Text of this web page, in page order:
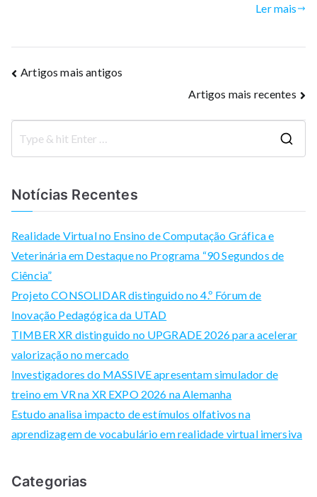
Ler mais
Navegação
artigos
Artigos mais antigos
Artigos mais recentes
Notícias Recentes
Realidade Virtual no Ensino de Computação Gráfica e
Veterinária em Destaque no Programa “90 Segundos de
Ciência”
Projeto CONSOLIDAR distinguido no 4.º Fórum de
Inovação Pedagógica da UTAD
TIMBER XR distinguido no UPGRADE 2026 para acelerar
valorização no mercado
Investigadores do MASSIVE apresentam simulador de
treino em VR na XR EXPO 2026 na Alemanha
Estudo analisa impacto de estímulos olfativos na
aprendizagem de vocabulário em realidade virtual imersiva
Categorias